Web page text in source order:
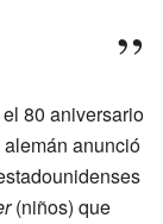
80 aniversario
anunció
(niños) que